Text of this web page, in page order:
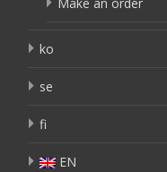
ko
se
fi
EN